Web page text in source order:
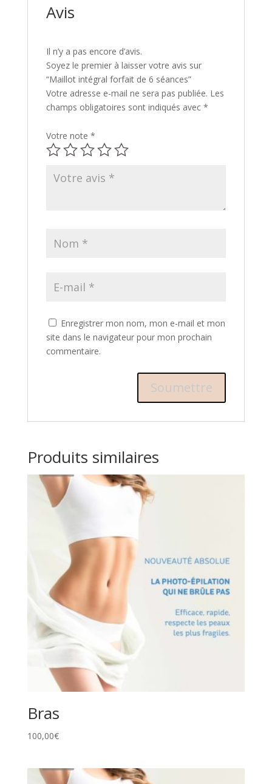
Avis
Il n’y a pas encore d’avis.
Soyez le premier à laisser votre avis sur
“Maillot intégral forfait de 6 séances”
Votre adresse e-mail ne sera pas publiée. Les
champs obligatoires sont indiqués avec *
Votre note *
Enregistrer mon nom, mon e-mail et mon
site dans le navigateur pour mon prochain
commentaire.
Produits similaires
Bras
100,00€